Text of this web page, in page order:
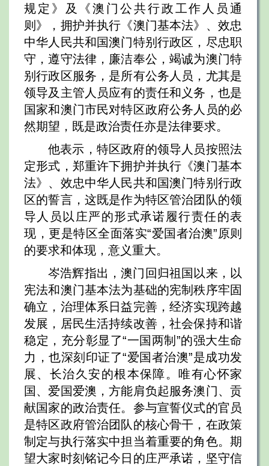
规定》及《澳门公共行政工作人员通
则》，拥护并执行《澳门基本法》、效忠
中华人民共和国澳门特别行政区，尽忠职
守，遵守法律，廉洁奉公，竭诚为澳门特
别行政区服务，是所有公务人员，尤其是
领导及主管人员应有的责任和义务，也是
国家和澳门市民对特区政府公务人员的必
然期望，既是政治责任亦是法律要求。
他表示，特区政府的领导人员按照法
定形式，郑重许下拥护并执行《澳门基本
法》、效忠中华人民共和国澳门特别行政
区的誓言，这既是作为特区管治团队的领
导人员以庄严的形式承诺履行责任的表
现，更是特区全面落实“爱国者治澳”原则
的要求和体现，意义重大。
岑浩辉指出，澳门回归祖国以来，以
宪法和澳门基本法为基础的宪制秩序牢固
确立，治理体系日益完善，经济实现跨越
发展，居民生活持续改善，社会保持和谐
稳定，充分彰显了“一国两制”的强大生命
力，也深刻印证了“爱国者治澳”是成功发
展、长治久安的根本保障。唯有心怀家
国、爱国爱澳，方能肩负起服务澳门、贡
献国家的政治责任。参与宣誓仪式的官员
是特区政府管治团队的核心骨干，在政策
制定与执行落实中担当着重要的角色。期
望大家时刻铭记今日的庄严承诺，坚守信